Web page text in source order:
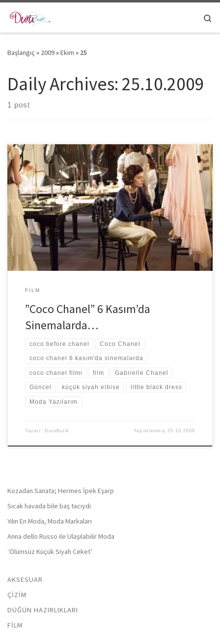
Skip to content
Başlangıç » 2009»Ekim » 25
Daily Archives: 25.10.2009
1 post
Modada yenilikleri kabul etmekten kaçınan bir zamanda tarzıyla
kadınlara hem rahat bir görünüm sunmuş hem de ilklere adını
vererek devrim […]
FILM
”Coco Chanel” 6 Kasım’da
Sinemalarda…
coco before chanel Coco Chanel
coco chanel 6 kasım'da sinemalarda
coco chanel filmi film Gabrielle Chanel
Güncel küçük siyah elbise little black dress
Moda Yazılarım
Yazarı: DuruButik Yayımlanmış 25.10.2009
Kozadan Sanata; Hermes İpek Eşarp
Sıcak havada bile baş tacıydı
Yılın En Moda, Moda Markaları
Anna dello Russo ile Ulaşılabilir Moda
‘Ölümsüz Küçük Siyah Ceket’
AKSESUAR
ÇIZIM
DÜĞÜN HAZIRLIKLARI
FILM